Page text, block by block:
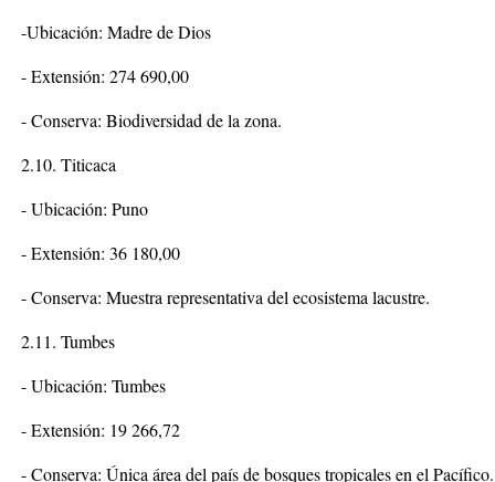
-Ubicación: Madre de Dios
- Extensión: 274 690,00
- Conserva: Biodiversidad de la zona.
2.10. Titicaca
- Ubicación: Puno
- Extensión: 36 180,00
- Conserva: Muestra representativa del ecosistema lacustre.
2.11. Tumbes
- Ubicación: Tumbes
- Extensión: 19 266,72
- Conserva: Única área del país de bosques tropicales en el Pacífico.